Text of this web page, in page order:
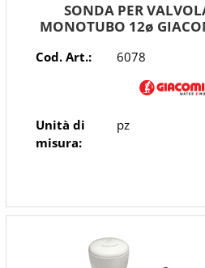
SONDA PER
MONOTUBO 12ø
Cod. Art.: 6078
Unità di
misura:
pz